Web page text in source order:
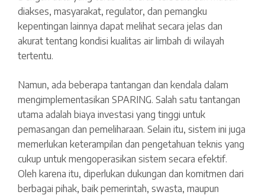
diakses, masyarakat, regulator, dan pemangku
kepentingan lainnya dapat melihat secara jelas dan
akurat tentang kondisi kualitas air limbah di wilayah
tertentu.
Namun, ada beberapa tantangan dan kendala dalam
mengimplementasikan SPARING. Salah satu tantangan
utama adalah biaya investasi yang tinggi untuk
pemasangan dan pemeliharaan. Selain itu, sistem ini juga
memerlukan keterampilan dan pengetahuan teknis yang
cukup untuk mengoperasikan sistem secara efektif.
Oleh karena itu, diperlukan dukungan dan komitmen dari
berbagai pihak, baik pemerintah, swasta, maupun